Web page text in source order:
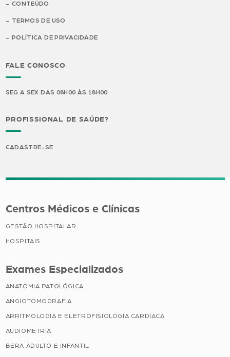
CONTEÚDO
TERMOS DE USO
POLÍTICA DE PRIVACIDADE
FALE CONOSCO
SEG A SEX DAS 08H00 ÀS 18H00
PROFISSIONAL DE SAÚDE?
CADASTRE-SE
Centros Médicos e Clínicas
GESTÃO HOSPITALAR
HOSPITAIS
Exames Especializados
ANATOMIA PATOLÓGICA
ANGIOTOMOGRAFIA
ARRITMOLOGIA E ELETROFISIOLOGIA CARDÍACA
AUDIOMETRIA
BERA ADULTO E INFANTIL